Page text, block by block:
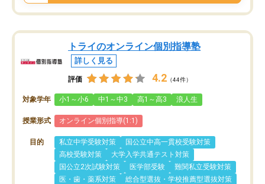
トライのオンライン個別指導塾
詳しく見る
評価 4.2 （44件）
対象学年 小1～小6 中1～中3 高1～高3 浪人生
授業形式 オンライン個別指導(1:1)
目的 私立中学受験対策
国公立中高一貫校受験対策
高校受験対策
大学入学共通テスト対策
国公立2次試験対策
医学部受験
難関私立受験対策
医・歯・薬系対策
総合型選抜・学校推薦型選抜対策